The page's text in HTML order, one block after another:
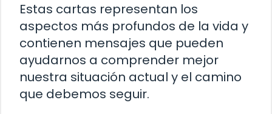
Estas cartas representan los
aspectos más profundos de la vida y
contienen mensajes que pueden
ayudarnos a comprender mejor
nuestra situación actual y el camino
que debemos seguir.